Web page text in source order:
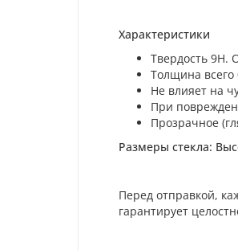
Характеристики
Твердость 9H.
Толщина всего
Не влияет на
При
Прозрачное
Размеры стекла:
Перед отправкой,
гарантирует